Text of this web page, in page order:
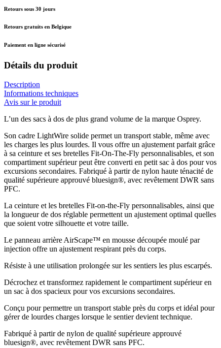
Retours sous 30 jours
Retours gratuits en Belgique
Paiement en ligne sécurisé
Détails du produit
Description
Informations techniques
Avis sur le produit
L’un des sacs à dos de plus grand volume de la marque Osprey.
Son cadre LightWire solide permet un transport stable, même avec
les charges les plus lourdes. Il vous offre un ajustement parfait grâce
à sa ceinture et ses bretelles Fit-On-The-Fly personnalisables, et son
compartiment supérieur peut être converti en petit sac à dos pour vos
excursions secondaires. Fabriqué à partir de nylon haute ténacité de
qualité supérieure approuvé bluesign®, avec revêtement DWR sans
PFC.
La ceinture et les bretelles Fit-on-the-Fly personnalisables, ainsi que
la longueur de dos réglable permettent un ajustement optimal quelles
que soient votre silhouette et votre taille.
Le panneau arrière AirScape™ en mousse découpée moulé par
injection offre un ajustement respirant près du corps.
Résiste à une utilisation prolongée sur les sentiers les plus escarpés.
Décrochez et transformez rapidement le compartiment supérieur en
un sac à dos spacieux pour vos excursions secondaires.
Conçu pour permettre un transport stable près du corps et idéal pour
gérer de lourdes charges lorsque le sentier devient technique.
Fabriqué à partir de nylon de qualité supérieure approuvé
bluesign®, avec revêtement DWR sans PFC.